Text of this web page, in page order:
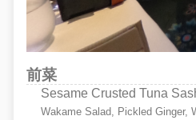
前菜
Sesame Crusted Tuna
Wakame Salad, Pickled Ginger,